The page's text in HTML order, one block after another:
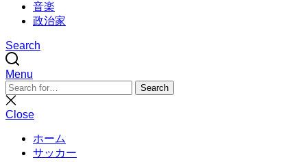
音楽
政治家
Search
Menu
Search
for:
Search
Close
search
Close
ホーム
サッカー